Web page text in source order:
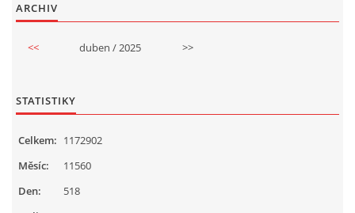
ARCHIV
<< duben / 2025 >>
STATISTIKY
Celkem: 1172902
Měsíc:
11560
Den:
518